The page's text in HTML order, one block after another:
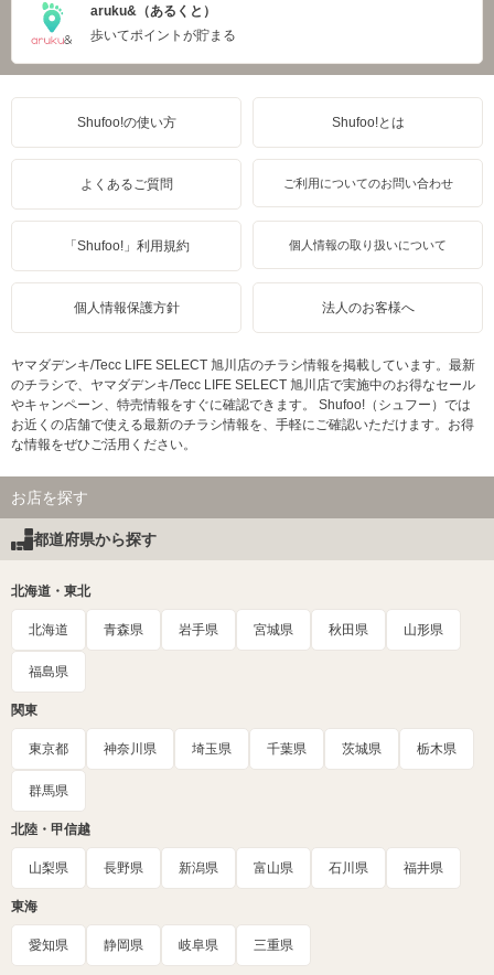
aruku&（あるくと）
歩いてポイントが貯まる
Shufoo!の使い方 Shufoo!とは
よくあるご質問 ご利用についてのお問い合わせ
「Shufoo!」利用規約 個人情報の取り扱いについて
個人情報保護方針 法人のお客様へ
ヤマダデンキ/Tecc LIFE SELECT 旭川店のチラシ情報を掲載しています。最新
のチラシで、ヤマダデンキ/Tecc LIFE SELECT 旭川店で実施中のお得なセール
やキャンペーン、特売情報をすぐに確認できます。 Shufoo!（シュフー）では
お近くの店舗で使える最新のチラシ情報を、手軽にご確認いただけます。お得
な情報をぜひご活用ください。
お店を探す
都道府県から探す
北海道・東北
北海道 青森県 岩手県 宮城県 秋田県 山形県
福島県
関東
東京都 神奈川県 埼玉県 千葉県 茨城県 栃木県
群馬県
北陸・甲信越
山梨県 長野県 新潟県 富山県 石川県 福井県
東海
愛知県 静岡県 岐阜県 三重県